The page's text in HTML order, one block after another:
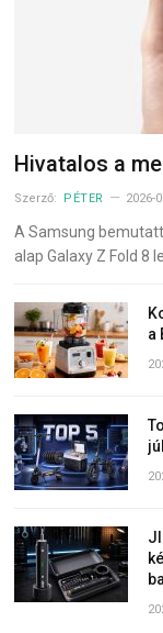
Hivatalos a
Szerző: PÉTER 2026-
A Samsung
alap Galaxy Z Fold 8
a